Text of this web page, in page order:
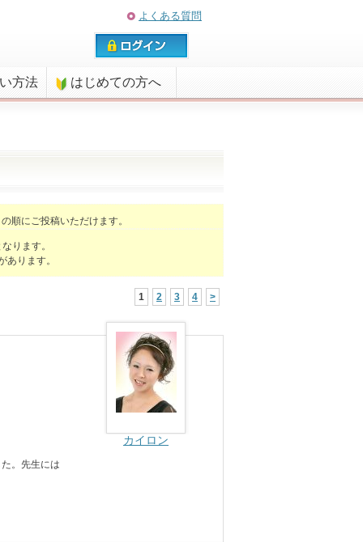
よくある質問
方法 はじめての方へ
の順にご投稿いただけます。
ります。
ります。
1 2 3 4 >
カイロン
。先生には